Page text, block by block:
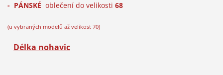
- PÁNSKÉ oblečení do velikosti 68
(u vybraných modelů až velikost 70)
Délka nohavic